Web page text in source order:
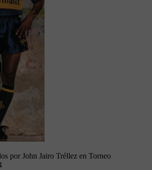
por John Jairo Tréllez en Torneo